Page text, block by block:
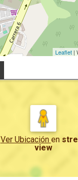
Leaflet |
Ver Ubicación en
view